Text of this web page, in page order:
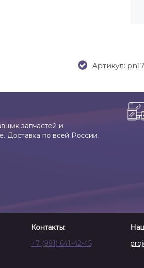
Артикул:
запчастей и
Доставка по всей России.
Контакты:
+7 (991) 641-42-45